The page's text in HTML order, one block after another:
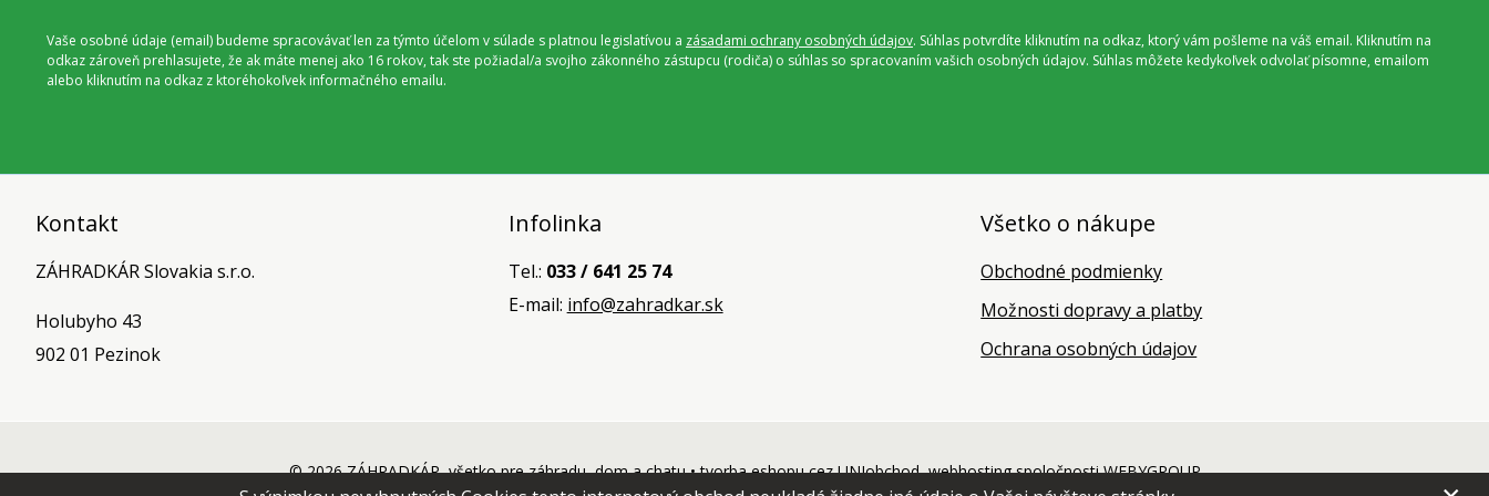
Vaše osobné údaje (email) budeme spracovávať len za týmto účelom v súlade s platnou legislatívou a zásadami ochrany osobných údajov. Súhlas potvrdíte kliknutím na odkaz, ktorý vám pošleme na váš email. Kliknutím na
odkaz zároveň prehlasujete, že ak máte menej ako 16 rokov, tak ste požiadal/a svojho zákonného zástupcu (rodiča) o súhlas so spracovaním vašich osobných údajov. Súhlas môžete kedykoľvek odvolať písomne, emailom
alebo kliknutím na odkaz z ktoréhokoľvek informačného emailu.
Kontakt
ZÁHRADKÁR Slovakia s.r.o.
Holubyho 43
902 01 Pezinok
Infolinka
Tel.: 033 / 641 25 74
E-mail: info@zahradkar.sk
Všetko o nákupe
Obchodné podmienky
Možnosti dopravy a platby
Ochrana osobných údajov
© 2026 ZÁHRADKÁR, všetko pre záhradu, dom a chatu •tvorba eshopu cez UNIobchod,webhostingspoločnostiWEBYGROUP